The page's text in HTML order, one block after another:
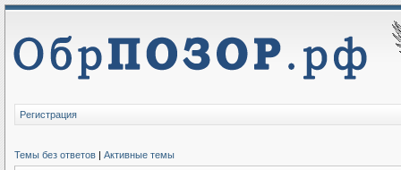
Регистрация
Темы без ответов | Активные темы